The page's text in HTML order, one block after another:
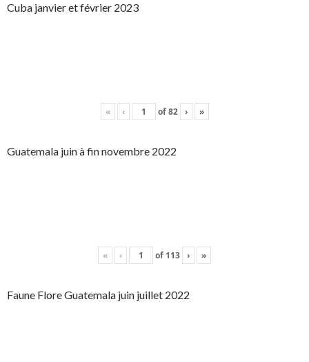
Cuba janvier et février 2023
« ‹ of82 › »
Guatemala juin à fin novembre 2022
« ‹ of 113 › »
Faune Flore Guatemala juin juillet 2022